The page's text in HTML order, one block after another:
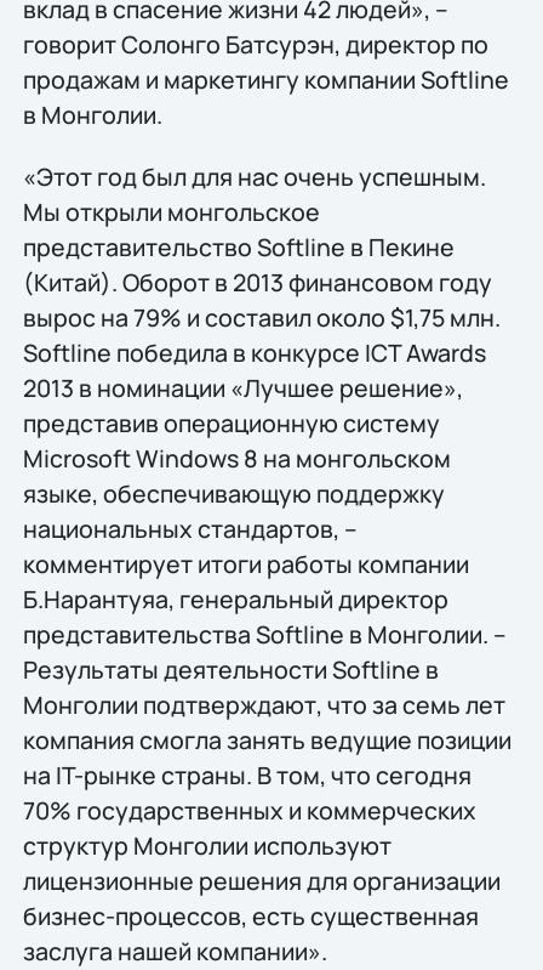
вклад в спасение жизни 42 людей», –
говорит Солонго Батсурэн, директор по
продажам и маркетингу компании Softline
в Монголии.
«Этот год был для нас очень успешным.
Мы открыли монгольское
представительство Softline в Пекине
(Китай). Оборот в 2013 финансовом году
вырос на 79% и составил около $1,75 млн.
Softline победила в конкурсе ICT Awards
2013 в номинации «Лучшее решение»,
представив операционную систему
Microsoft Windows 8 на монгольском
языке, обеспечивающую поддержку
национальных стандартов, –
комментирует итоги работы компании
Б.Нарантуяа, генеральный директор
представительства Softline в Монголии. –
Результаты деятельности Softline в
Монголии подтверждают, что за семь лет
компания смогла занять ведущие позиции
на IT-рынке страны. В том, что сегодня
70% государственных и коммерческих
структур Монголии используют
лицензионные решения для организации
бизнес-процессов, есть существенная
заслуга нашей компании».